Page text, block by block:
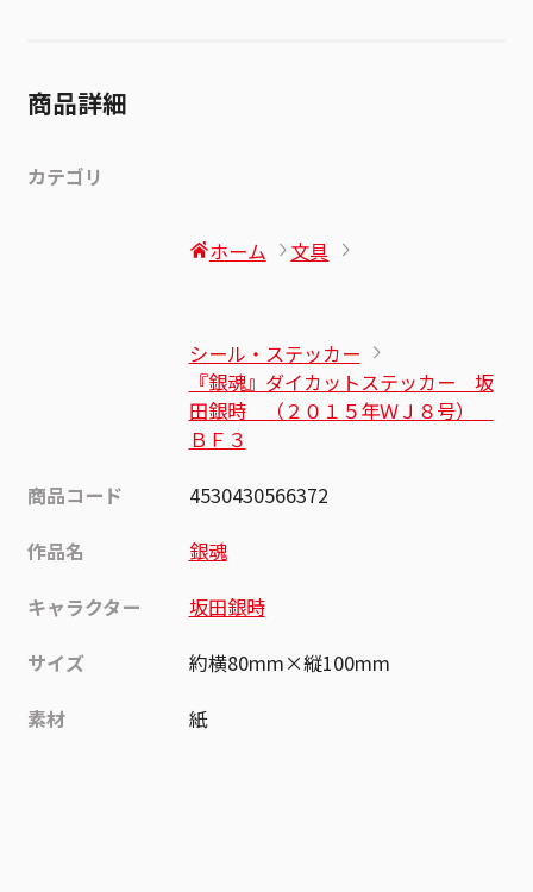
商品詳細
カテゴリ
ホーム 文具
シール・ステッカー
『銀魂』ダイカットステッカー 坂
田銀時 （２０１５年ＷＪ８号）
ＢＦ３
商品コード
4530430566372
作品名
銀魂
キャラクター
坂田銀時
サイズ
約横80mm×縦100mm
素材
紙